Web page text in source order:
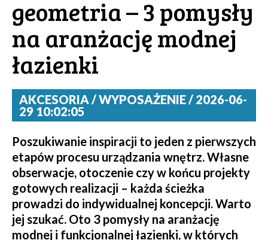
geometria – 3 pomysły
na aranżację modnej
łazienki
AKCESORIA / WYPOSAŻENIE / 2026-06-
29 10:02:05
Poszukiwanie inspiracji to jeden z pierwszych
etapów procesu urządzania wnętrz. Własne
obserwacje, otoczenie czy w końcu projekty
gotowych realizacji – każda ścieżka
prowadzi do indywidualnej koncepcji. Warto
jej szukać. Oto 3 pomysły na aranżację
modnej i funkcjonalnej łazienki, w których